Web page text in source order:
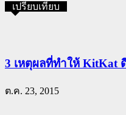
เปรียบเทียบ
3 เหตุผลที่ทำให้ KitKat
ต.ค. 23, 2015